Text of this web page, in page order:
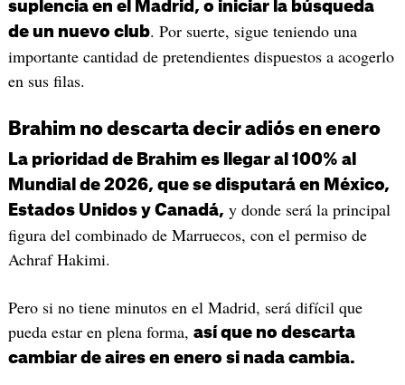
suplencia en el Madrid, o iniciar la búsqueda
de un nuevo club. Por suerte, sigue teniendo una
importante cantidad de pretendientes dispuestos a acogerlo
en sus filas.
Brahim no descarta decir adiós en enero
La prioridad de Brahim es llegar al 100% al
Mundial de 2026, que se disputará en México,
Estados Unidos y Canadá, y donde será la principal
figura del combinado de Marruecos, con el permiso de
Achraf Hakimi.
Pero si no tiene minutos en el Madrid, será difícil que
pueda estar en plena forma, así que no descarta
cambiar de aires en enero si nada cambia.